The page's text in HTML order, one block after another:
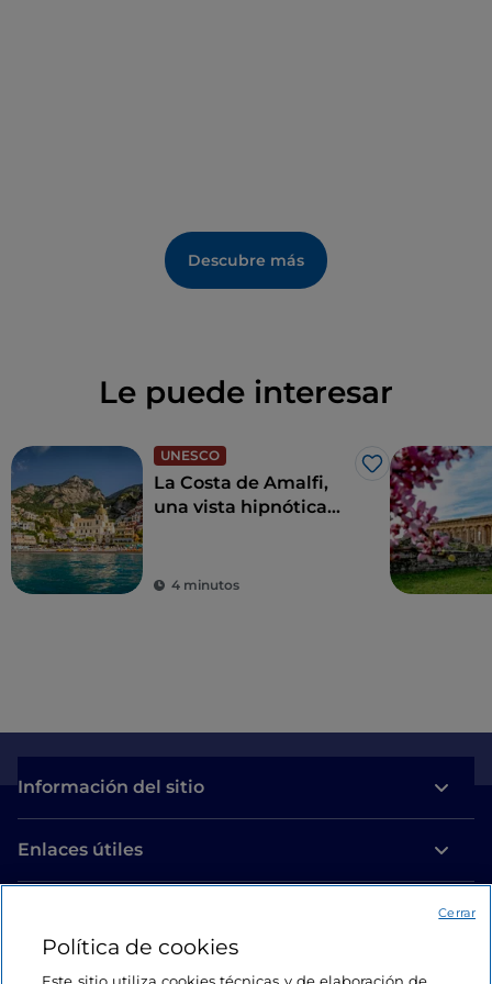
Descubre más
Le puede interesar
UNESCO
Me gusta
La Costa de Amalfi,
una vista hipnótica
4 minutos
Información del sitio
Enlaces útiles
Estamos en contacto
Política de cookies
Cerrar